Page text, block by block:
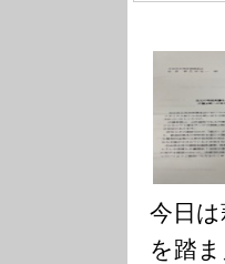
今日
を踏